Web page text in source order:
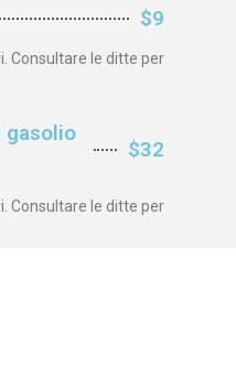
$9
Consultare le ditte per
gasolio
$32
Consultare le ditte per